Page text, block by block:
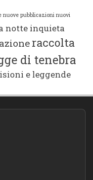
nuove pubblicazioni nuovi
notte inquieta
raccolta
di tenebra
e leggende